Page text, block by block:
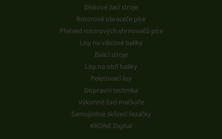
Diskové žací stroje
Rotorové obraceče píce
Přehled rotorových shrnovačů píce
Lisy na válcové balíky
Balicí stroje
Lisy na obří balíky
Peletovací lisy
Dopravní technika
Výkonné žací mačkače
Samojízdné sklízecí řezačky
KRONE Digital